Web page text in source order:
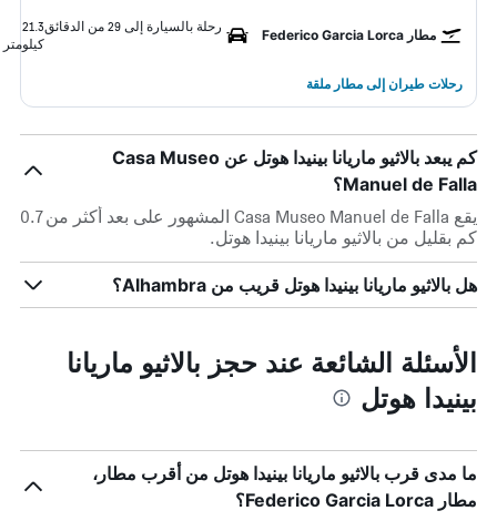
مطار Federico Garcia Lorca
رحلة بالسيارة إلى 29 من الدقائق
21.3
كيلومتر
رحلات طيران إلى مطار ملقة
كم يبعد بالاثيو ماريانا بينيدا هوتل عن Casa Museo
Manuel de Falla؟
يقع Casa Museo Manuel de Falla المشهور على بعد أكثر من 0.7
كم بقليل من بالاثيو ماريانا بينيدا هوتل.
هل بالاثيو ماريانا بينيدا هوتل قريب من Alhambra؟
الأسئلة الشائعة عند حجز بالاثيو ماريانا
بينيدا هوتل
ما مدى قرب بالاثيو ماريانا بينيدا هوتل من أقرب مطار،
مطار Federico Garcia Lorca؟